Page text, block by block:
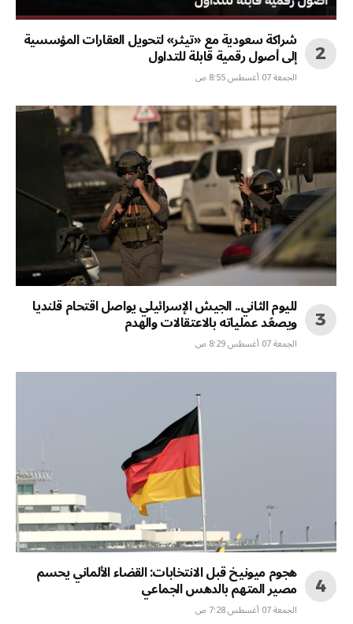
شراكة سعودية مع «تيثر» لتحويل العقارات المؤسسية
إلى أصول رقمية قابلة للتداول
الجمعة 07 أغسطس 8:55 ص
لليوم الثاني.. الجيش الإسرائيلي يواصل اقتحام قلنديا
ويصعّد عملياته بالاعتقالات والهدم
الجمعة 07 أغسطس 8:29 ص
هجوم ميونيخ قبل الانتخابات: القضاء الألماني يحسم
مصير المتهم بالدهس الجماعي
الجمعة 07 أغسطس 7:28 ص